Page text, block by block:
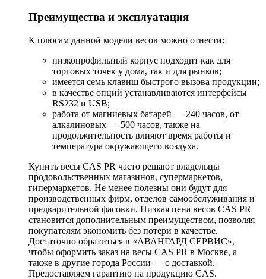
Преимущества и эксплуатация
К плюсам данной модели весов можно отнести:
низкопрофильный корпус подходит как для
торговых точек у дома, так и для рынков;
имеется семь клавиш быстрого вызова продукции;
в качестве опций устанавливаются интерфейсы
RS232 и USB;
работа от магниевых батарей — 240 часов, от
алкалиновых — 500 часов, также на
продолжительность влияют время работы и
температура окружающего воздуха.
Купить весы CAS PR часто решают владельцы
продовольственных магазинов, супермаркетов,
гипермаркетов. Не менее полезны они будут для
производственных фирм, отделов самообслуживания и
предварительной фасовки. Низкая цена весов CAS PR
становится дополнительным преимуществом, позволяя
покупателям экономить без потери в качестве.
Достаточно обратиться в «АВАНГАРД СЕРВИС»,
чтобы оформить заказ на весы CAS PR в Москве, а
также в другие города России — с доставкой.
Предоставляем гарантию на продукцию CAS.